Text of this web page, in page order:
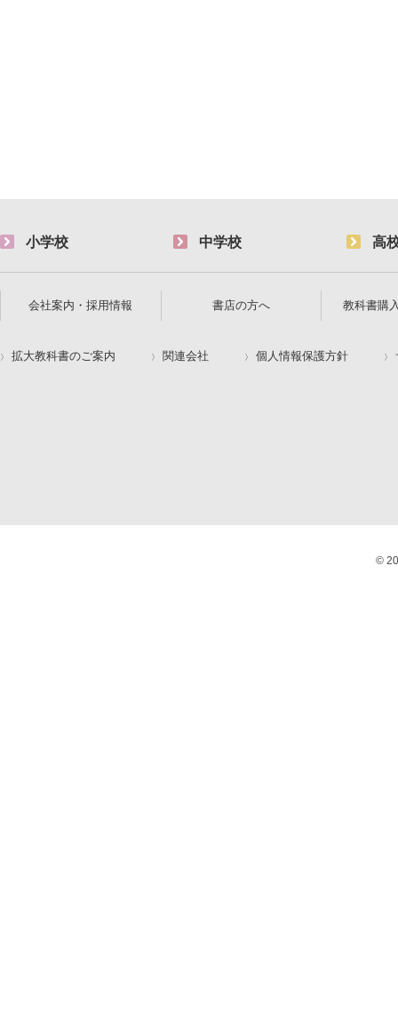
小学校 中学校 高
会社案内・採用情報 書店の方へ 教科書購
拡大教科書のご案内 関連会社 個人情報保護方針
©